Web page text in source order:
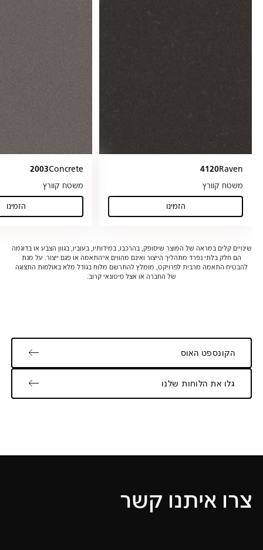
4120Raven
משטח קוורץ
הזמינו
(Raven)
2003Concrete
משטח קוורץ
הזמינו
(Concrete)
שינויים קלים במראה של המוצר שיסופק, בהרכבו, במידותיו, בעוביו, בגוון הצבע או בדוגמה
הם חלק בלתי נפרד מתהליך הייצור ואינם מהווים אי־התאמה או פגם ייצור. על מנת
להבטיח התאמה מרבית לפרויקט, מומלץ להתרשם מלוח בגודל מלא באולמות התצוגה
של החברה או אצל סיטונאי קרוב.
הקונספט האוס
גלו את הלוחות שלנו
צרו איתנו קשר